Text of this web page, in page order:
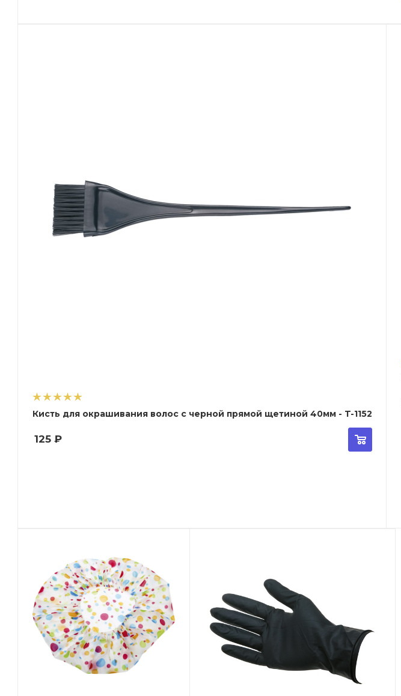
Кисть для окрашивания волос с черной прямой щетиной 40мм - T-1152
125 ₽